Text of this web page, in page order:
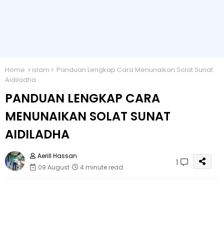
Home islam
Panduan Lengkap Cara Menunaikan Solat Sunat
Aidiladha
PANDUAN LENGKAP CARA
MENUNAIKAN SOLAT SUNAT
AIDILADHA
Aerill Hassan
09 August
4 minute read 1